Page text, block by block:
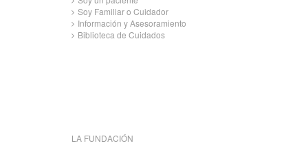
Soy Familiar o Cuidador
Información y Asesoramiento
Biblioteca de Cuidados
LA FUNDACIÓN